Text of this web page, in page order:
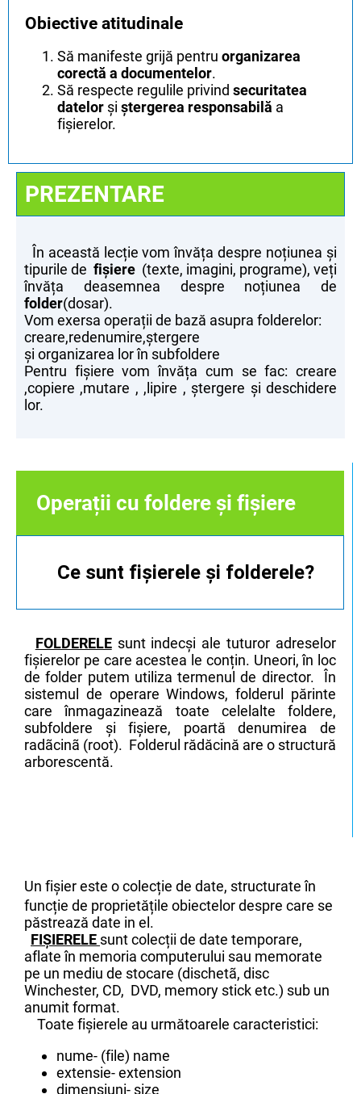
Obiective atitudinale
Să manifeste grijă pentru organizarea
corectă a documentelor.
Să respecte regulile privind securitatea
datelor și ștergerea responsabilă a
fișierelor.
PREZENTARE
În această lecție vom învăța despre noțiunea și
tipurile de fișiere (texte, imagini, programe), veți
învăța deasemnea despre noțiunea de
folder(dosar).
Vom exersa operații de bază asupra folderelor:
creare,redenumire,ștergere
și organizarea lor în subfoldere
Pentru fișiere vom învăța cum se fac: creare
,copiere ,mutare , ,lipire , ștergere și deschidere
lor.
Operații cu foldere și fișiere
Ce sunt fișierele și folderele?
FOLDERELEsunt indecși ale tuturor adreselor
fișierelor pe care acestea le conțin. Uneori, în loc
de folder putem utiliza termenul de director. În
sistemul de operare Windows, folderul părinte
care înmagazinează toate celelalte foldere,
subfoldere și fișiere, poartă denumirea de
radãcinã (root). Folderul rădăcină are o structură
arborescentă.
Un fișier este o colecție de date, structurate în
funcție de proprietățile obiectelor despre care se
păstrează date in el.
FIȘIERELE sunt colecții de date temporare,
aflate în memoria computerului sau memorate
pe un mediu de stocare (dischetã, disc
Winchester, CD, DVD, memory stick etc.) sub un
anumit format.
Toate fișierele au următoarele caracteristici:
nume- (file) name
extensie- extension
dimensiuni- size